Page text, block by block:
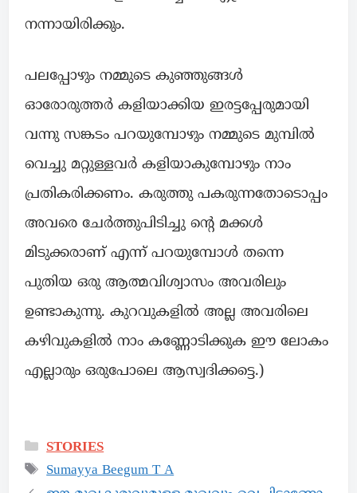
നന്നായിരിക്കും.
പലപ്പോഴും നമ്മുടെ കുഞ്ഞുങ്ങൾ
ഓരോരുത്തർ കളിയാക്കിയ ഇരട്ടപ്പേരുമായി
വന്നു സങ്കടം പറയുമ്പോഴും നമ്മുടെ മുമ്പിൽ
വെച്ചു മറ്റുള്ളവർ കളിയാകുമ്പോഴും നാം
പ്രതികരിക്കണം. കരുത്തു പകരുന്നതോടൊപ്പം
അവരെ ചേർത്തുപിടിച്ചു ന്റെ മക്കൾ
മിടുക്കരാണ് എന്ന് പറയുമ്പോൾ തന്നെ
പുതിയ ഒരു ആത്മവിശ്വാസം അവരിലും
ഉണ്ടാകുന്നു. കുറവുകളിൽ അല്ല അവരിലെ
കഴിവുകളിൽ നാം കണ്ണോടിക്കുക ഈ ലോകം
എല്ലാരും ഒരുപോലെ ആസ്വദിക്കട്ടെ.)
STORIES
Sumayya Beegum T A